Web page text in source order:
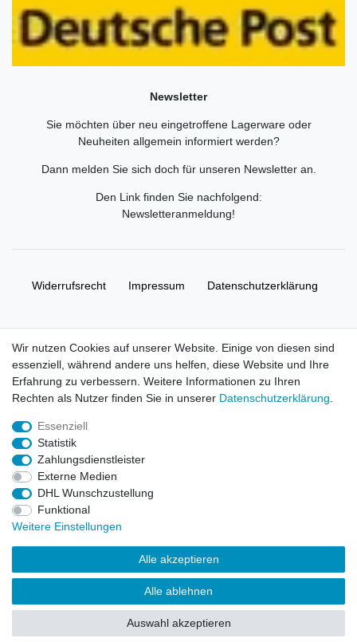
Newsletter
Sie möchten über neu eingetroffene Lagerware oder
Neuheiten allgemein informiert werden?
Dann melden Sie sich doch für unseren Newsletter an.
Den Link finden Sie nachfolgend:
Newsletteranmeldung!
Widerrufs­recht Impressum Daten­schutz­erklärung
© Copyright 2026 | Alle Rechte vorbehalten. HL-
Handelsgesellschaft mbH.
Alle Markennamen, Warenzeichen sowie sämtliche Produktbilder
und Beschreibungen sind Eigentum Ihrer rechtmäßigen
Eigentümer und dienen hier nur der Beschreibung.
Preise nur für registrierte Händler, ansonsten zeigt der Shop 0,00
€
LEGO, das LEGO Logo, die Minifigur, DUPLO, LEGENDS OF
CHIMA, NINJAGO, BIONICLE, MINDSTORMS und MIXELS sind
urheberrechtlich geschützte Markenzeichen der LEGO Gruppe.
Wir nutzen Cookies auf unserer Website. Einige von diesen sind
essenziell, während andere uns helfen, diese Website und Ihre
Erfahrung zu verbessern. Weitere Informationen zu Ihren
Rechten als Nutzer finden Sie in unserer Daten­schutz­erklärung
Essenziell
Statistik
Zahlungsdienstleister
Externe Medien
DHL Wunschzustellung
Funktional
Weitere Einstellungen
Alle akzeptieren
Alle ablehnen
Auswahl akzeptieren